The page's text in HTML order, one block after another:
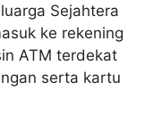
Sejahtera
ke rekening
ATM terdekat
serta kartu